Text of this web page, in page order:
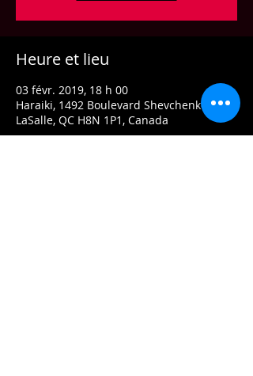
Heure et lieu
03 févr. 2019, 18 h 00
Haraiki, 1492 Boulevard Shevchenko,
LaSalle, QC H8N 1P1, Canada